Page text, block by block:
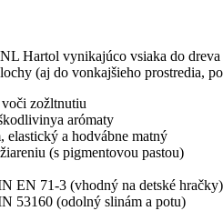
Hartol vynikajúco vsiaka do
(aj do vonkajšieho prostredia,
zožltnutiu
arómaty
elastický a hodvábne matný
(s pigmentovou pastou)
EN 71-3 (vhodný na detské hračky)
53160 (odolný slinám a potu)